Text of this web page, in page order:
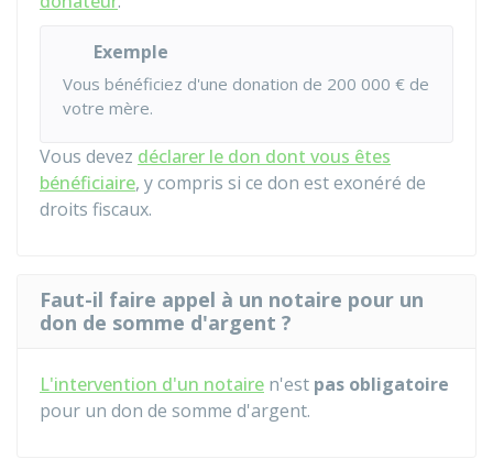
Exemple
Vous bénéficiez d'une donation de 200 000 € de
votre mère.
Vous devez déclarer le don dont vous êtes
bénéficiaire, y compris si ce don est exonéré de
droits fiscaux.
Faut-il faire appel à un notaire pour un
don de somme d'argent ?
L'intervention d'un notaire n'est pas obligatoire
pour un don de somme d'argent.